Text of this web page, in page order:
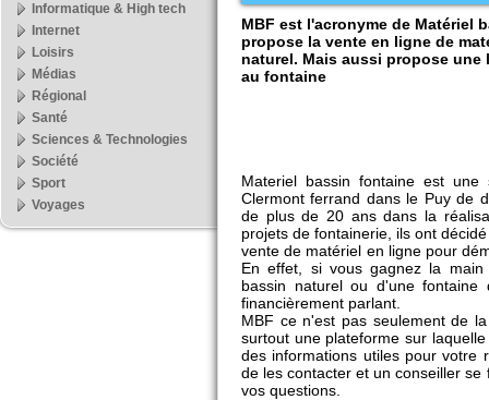
MBF est l'acronyme de Matériel
propose la vente en ligne de
naturel. Mais aussi propose une
au fontaine
Materiel bassin fontaine est
Clermont ferrand dans le Puy de
de plus de 20 ans dans la
projets de fontainerie, ils ont
vente de matériel en ligne pour
En effet, si vous gagnez la
bassin naturel ou d'une fontaine
financièrement parlant.
MBF ce n'est pas seulement de
surtout une plateforme sur
des informations utiles pour votre
de les contacter et un conseiller
vos questions.
Informatique & High tech
Internet
Loisirs
Médias
Régional
Santé
Sciences & Technologies
Société
Sport
Voyages